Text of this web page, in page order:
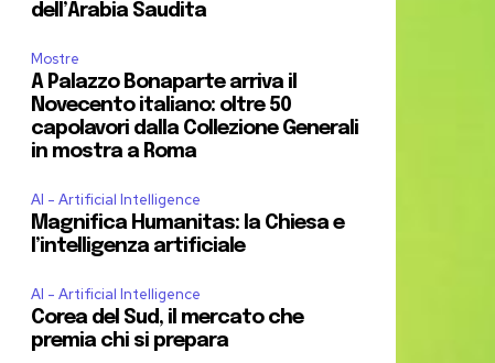
dell’Arabia Saudita
Mostre
A Palazzo Bonaparte arriva il
Novecento italiano: oltre 50
capolavori dalla Collezione Generali
in mostra a Roma
AI - Artificial Intelligence
Magnifica Humanitas: la Chiesa e
l’intelligenza artificiale
AI - Artificial Intelligence
Corea del Sud, il mercato che
premia chi si prepara